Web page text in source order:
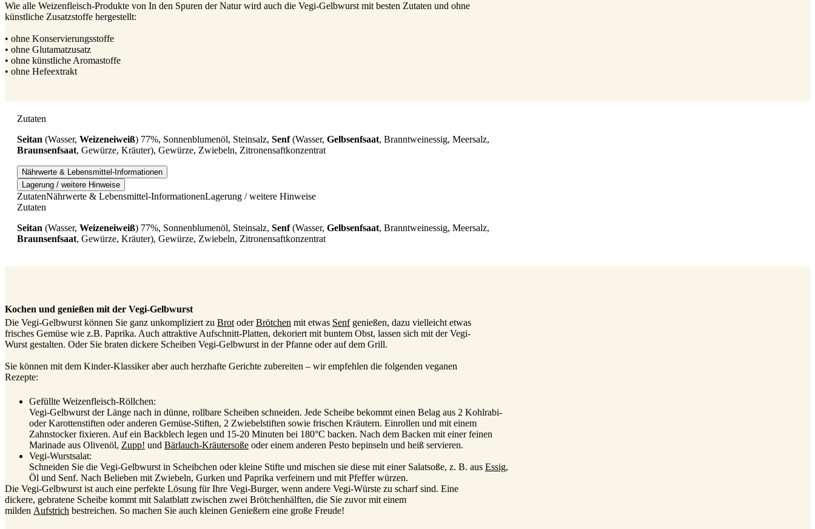
Wie alle Weizenfleisch-Produkte von In den Spuren der Natur wird auch die Vegi-Gelbwurst mit besten Zutaten und ohne
künstliche Zusatzstoffe hergestellt:
• ohne Konservierungsstoffe
• ohne Glutamatzusatz
• ohne künstliche Aromastoffe
• ohne Hefeextrakt
Zutaten
Seitan (Wasser, Weizeneiweiß) 77%, Sonnenblumenöl, Steinsalz, Senf(Wasser, Gelbsenfsaat, Branntweinessig, Meersalz,
Braunsenfsaat, Gewürze, Kräuter), Gewürze, Zwiebeln, Zitronensaftkonzentrat
Nährwerte & Lebensmittel-Informationen
Lagerung / weitere Hinweise
ZutatenNährwerte & Lebensmittel-InformationenLagerung / weitere Hinweise
Zutaten
Seitan (Wasser, Weizeneiweiß) 77%, Sonnenblumenöl, Steinsalz, Senf(Wasser, Gelbsenfsaat, Branntweinessig, Meersalz,
Braunsenfsaat, Gewürze, Kräuter), Gewürze, Zwiebeln, Zitronensaftkonzentrat
Kochen und genießen mit der Vegi-Gelbwurst
Die Vegi-Gelbwurst können Sie ganz unkompliziert zu Brot oderBrötchen mit etwas Senfgenießen, dazu vielleicht etwas
frisches Gemüse wie z.B. Paprika. Auch attraktive Aufschnitt-Platten, dekoriert mit buntem Obst, lassen sich mit der Vegi-
Wurst gestalten. Oder Sie braten dickere Scheiben Vegi-Gelbwurst in der Pfanne oder auf dem Grill.
Sie können mit dem Kinder-Klassiker aber auch herzhafte Gerichte zubereiten – wir empfehlen die folgenden veganen
Rezepte:
Gefüllte Weizenfleisch-Röllchen:
Vegi-Gelbwurst der Länge nach in dünne, rollbare Scheiben schneiden. Jede Scheibe bekommt einen Belag aus 2 Kohlrabi-
oder Karottenstiften oder anderen Gemüse-Stiften, 2 Zwiebelstiften sowie frischen Kräutern. Einrollen und mit einem
Zahnstocker fixieren. Auf ein Backblech legen und 15-20 Minuten bei 180°C backen. Nach dem Backen mit einer feinen
Marinade aus Olivenöl, Zupp! und Bärlauch-Kräutersoße oder einem anderen Pesto bepinseln und heiß servieren.
Vegi-Wurstsalat:
Schneiden Sie die Vegi-Gelbwurst in Scheibchen oder kleine Stifte und mischen sie diese mit einer Salatsoße, z. B. aus Essig,
Öl und Senf. Nach Belieben mit Zwiebeln, Gurken und Paprika verfeinern und mit Pfeffer würzen.
Die Vegi-Gelbwurst ist auch eine perfekte Lösung für Ihre Vegi-Burger, wenn andere Vegi-Würste zu scharf sind. Eine
dickere, gebratene Scheibe kommt mit Salatblatt zwischen zwei Brötchenhälften, die Sie zuvor mit einem
milden Aufstrich bestreichen. So machen Sie auch kleinen Genießern eine große Freude!